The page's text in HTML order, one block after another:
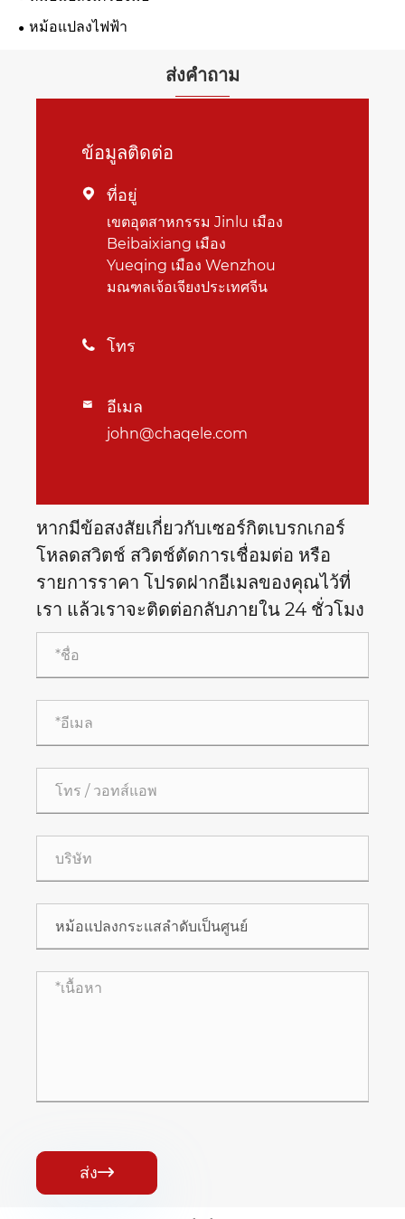
หม้อแปลงไฟฟ้า
ส่งคำถาม
ข้อมูลติดต่อ
 ที่อยู่
เขตอุตสาหกรรม Jinlu เมือง
Beibaixiang เมือง
Yueqing เมือง Wenzhou
มณฑลเจ้อเจียงประเทศจีน
 โทร
 อีเมล
john@chaqele.com
หากมีข้อสงสัยเกี่ยวกับเซอร์กิตเบรกเกอร์
โหลดสวิตช์ สวิตช์ตัดการเชื่อมต่อ หรือ
รายการราคา โปรดฝากอีเมลของคุณไว้ที่
เรา แล้วเราจะติดต่อกลับภายใน 24 ชั่วโมง
ส่ง